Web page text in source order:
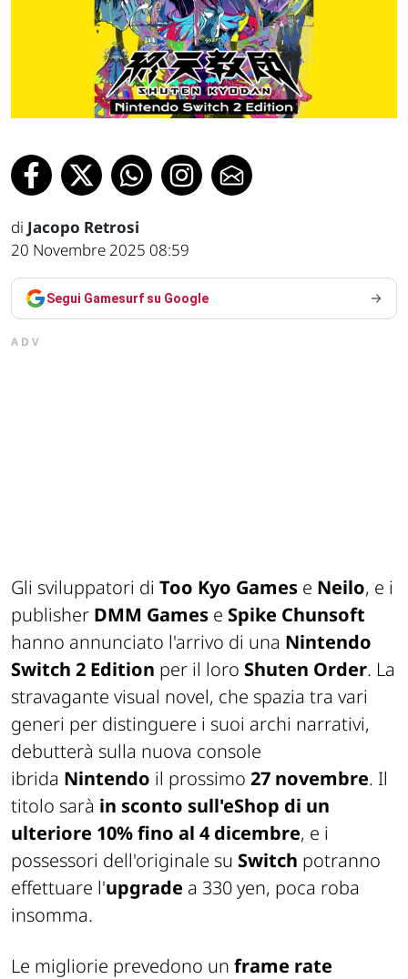
di Jacopo Retrosi
20 Novembre 2025 08:59
Segui Gamesurf su Google
ADV
Gli sviluppatori di Too Kyo Games e Neilo, e i
publisher DMM Games e Spike Chunsoft
hanno annunciato l'arrivo di una Nintendo
Switch 2 Edition per il loro Shuten Order. La
stravagante visual novel, che spazia tra vari
generi per distinguere i suoi archi narrativi,
debutterà sulla nuova console
ibrida Nintendo il prossimo 27 novembre. Il
titolo sarà in sconto sull'eShop di un
ulteriore 10% fino al 4 dicembre, e i
possessori dell'originale su Switch potranno
effettuare l'upgrade a 330 yen, poca roba
insomma.
Le migliorie prevedono un frame rate